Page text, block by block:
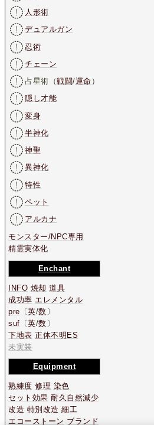
人形術
デュアルガン
忍術
チェーン
占星術（戦闘/運命 ）
隠し才能
変身
半神化
神聖
異神化
特性
ペット
アルカナ
モンスター/NPC専用
精霊実体化
Enchant
INFO 焼却 道具
成功率 エレメンタル
pre 〔英/数〕
suf 〔英/数〕
下地表 正体不明ES
未実装
Equipment
熟練度 修理 染色
セット効果 耐久自然減少
改造 特別改造 細工
エコーストーン ブランド